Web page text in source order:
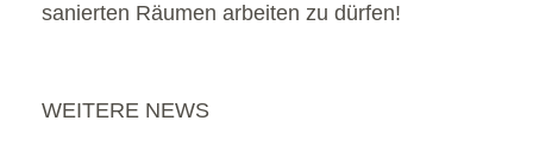
sanierten Räumen arbeiten zu dürfen!
WEITERE NEWS